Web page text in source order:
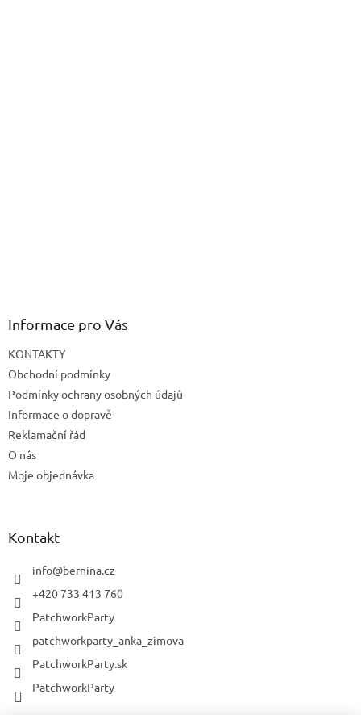
Informace pro Vás
KONTAKTY
Obchodní podmínky
Podmínky ochrany osobných údajů
Informace o dopravě
Reklamační řád
O nás
Moje objednávka
Kontakt
info@bernina.cz
+420 733 413 760
PatchworkParty
patchworkparty_anka_zimova
PatchworkParty.sk
PatchworkParty